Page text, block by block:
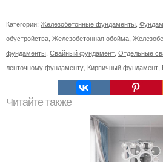
Категории: Железобетонные фундаменты
обустройства Железобетонная обойма
фундаменты Свайный фундамент Отдельные
ленточному фундаменту Кирпичный фундамент
Читайте также